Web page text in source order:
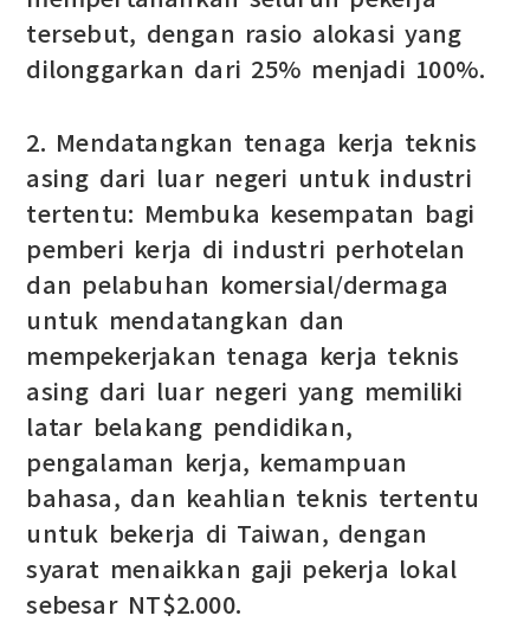
tersebut, dengan rasio alokasi yang
dilonggarkan dari 25% menjadi 100%.
2. Mendatangkan tenaga kerja teknis
asing dari luar negeri untuk industri
tertentu: Membuka kesempatan bagi
pemberi kerja di industri perhotelan
dan pelabuhan komersial/dermaga
untuk mendatangkan dan
mempekerjakan tenaga kerja teknis
asing dari luar negeri yang memiliki
latar belakang pendidikan,
pengalaman kerja, kemampuan
bahasa, dan keahlian teknis tertentu
untuk bekerja di Taiwan, dengan
syarat menaikkan gaji pekerja lokal
sebesar NT$2.000.